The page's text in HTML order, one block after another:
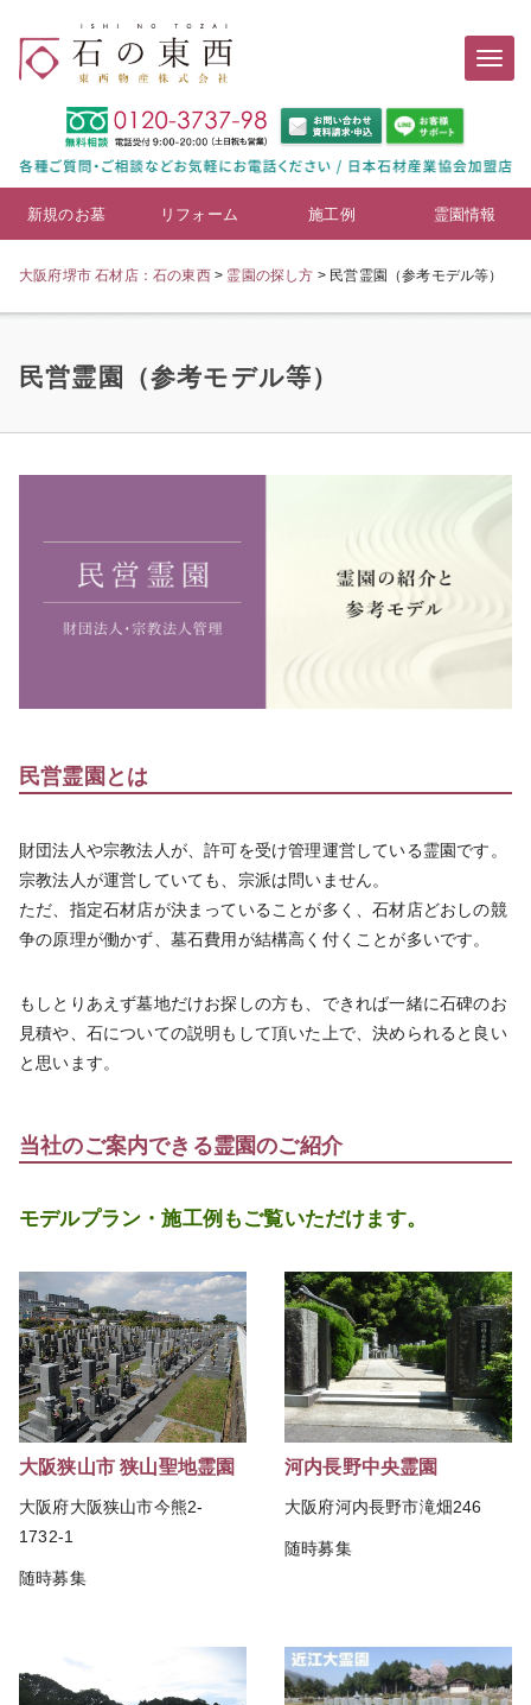
新規のお墓 リフォーム 施工例 霊園情報
大阪府堺市 石材店：石の東西> 霊園の探し方 > 民営霊園（参考モデル等）
民営霊園（参考モデル等）
民営霊園とは
財団法人や宗教法人が、許可を受け管理運営している霊園です。
宗教法人が運営していても、宗派は問いません。
ただ、指定石材店が決まっていることが多く、石材店どおしの競
争の原理が働かず、墓石費用が結構高く付くことが多いです。
もしとりあえず墓地だけお探しの方も、できれば一緒に石碑のお
見積や、石についての説明もして頂いた上で、決められると良い
と思います。
当社のご案内できる霊園のご紹介
モデルプラン・施工例もご覧いただけます。
大阪狭山市 狭山聖地霊園
大阪府大阪狭山市今熊2-
1732-1
随時募集
河内長野中央霊園
大阪府河内長野市滝畑246
随時募集